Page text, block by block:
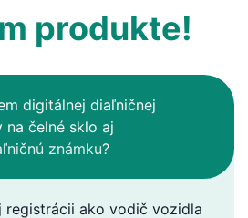
produkte!
digitálnej diaľničnej
na čelné sklo aj
známku?
registrácii ako vodič vozidla